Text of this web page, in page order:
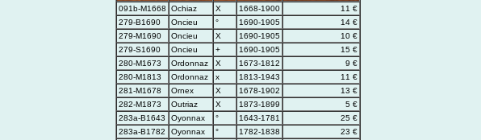
091b-M1668
Ochiaz X 1668-1900
11 €
279-B1690
Oncieu ° 1690-1905
14 €
279-M1690
Oncieu X 1690-1905
10 €
279-S1690
Oncieu + 1690-1905
15 €
280-M1673
Ordonnaz X 1673-1812
9 €
280-M1813
Ordonnaz x 1813-1943
11 €
281-M1678
Ornex X 1678-1902
13 €
282-M1873
Outriaz X 1873-1899
5 €
283a-B1643
Oyonnax ° 1643-1781
25 €
283a-B1782
Oyonnax ° 1782-1838
23 €